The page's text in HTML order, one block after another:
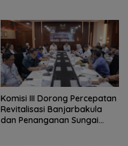
‎Komisi III Dorong Percepatan
Revitalisasi Banjarbakula
dan Penanganan Sungai